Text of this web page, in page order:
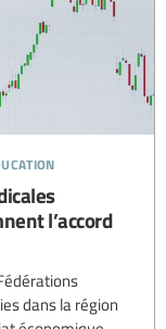
l’accord
dans la région